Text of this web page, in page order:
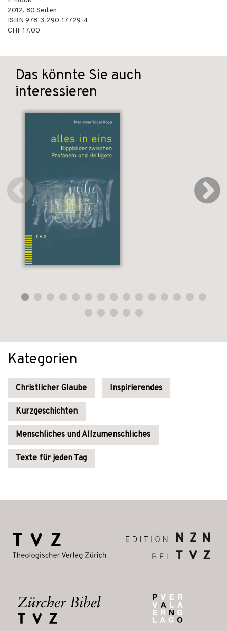
2012, 80 Seiten
ISBN 978-3-290-17729-4
CHF 17.00
Das könnte Sie auch
interessieren
Kategorien
Christlicher Glaube Inspirierendes
Kurzgeschichten
Menschliches und Allzumenschliches
Texte für jeden Tag